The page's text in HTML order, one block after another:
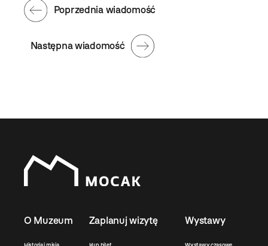
Następna wiadomość
Poprzednia wiadomość
O Muzeum Zaplanuj wizytę Wystawy